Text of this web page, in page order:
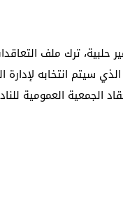
حلبية، ترك ملف
سيتم انتخابه
29 أغسطس المقبل لانعقاد الجمعية